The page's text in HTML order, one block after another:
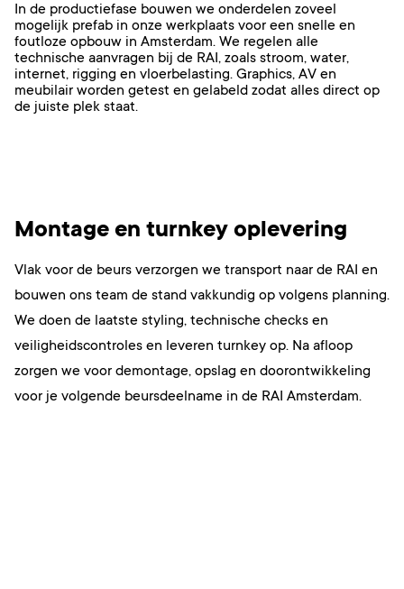
In de productiefase bouwen we onderdelen zoveel
mogelijk prefab in onze werkplaats voor een snelle en
foutloze opbouw in Amsterdam. We regelen alle
technische aanvragen bij de RAI, zoals stroom, water,
internet, rigging en vloerbelasting. Graphics, AV en
meubilair worden getest en gelabeld zodat alles direct op
de juiste plek staat.
Montage en turnkey oplevering
Vlak voor de beurs verzorgen we transport naar de RAI en
bouwen ons team de stand vakkundig op volgens planning.
We doen de laatste styling, technische checks en
veiligheidscontroles en leveren turnkey op. Na afloop
zorgen we voor demontage, opslag en doorontwikkeling
voor je volgende beursdeelname in de RAI Amsterdam.